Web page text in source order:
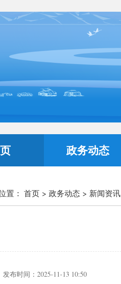
政务动态
置： 首页 > 政务动态 > 新闻资讯
发布时间： 2025-11-13 10:50